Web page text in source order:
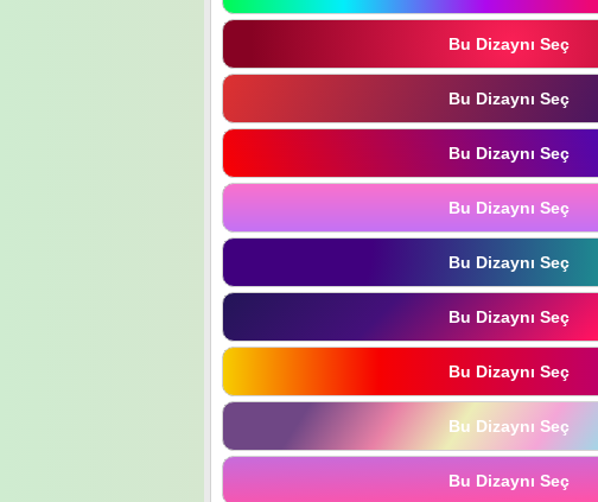
Bu Dizaynı Seç
Bu Dizaynı Seç
Bu Dizaynı Seç
Bu Dizaynı Seç
Bu Dizaynı Seç
Bu Dizaynı Seç
Bu Dizaynı Seç
Bu Dizaynı Seç
Bu Dizaynı Seç